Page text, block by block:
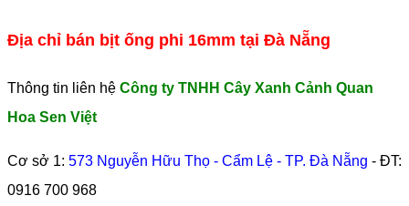
Địa chỉ bán bịt ống phi 16mm tại Đà Nẵng
Thông tin liên hệ Công ty TNHH Cây Xanh Cảnh Quan
Hoa Sen Việt
Cơ sở 1: 573 Nguyễn Hữu Thọ - Cẩm Lệ - TP. Đà Nẵng - ĐT:
0916 700 968